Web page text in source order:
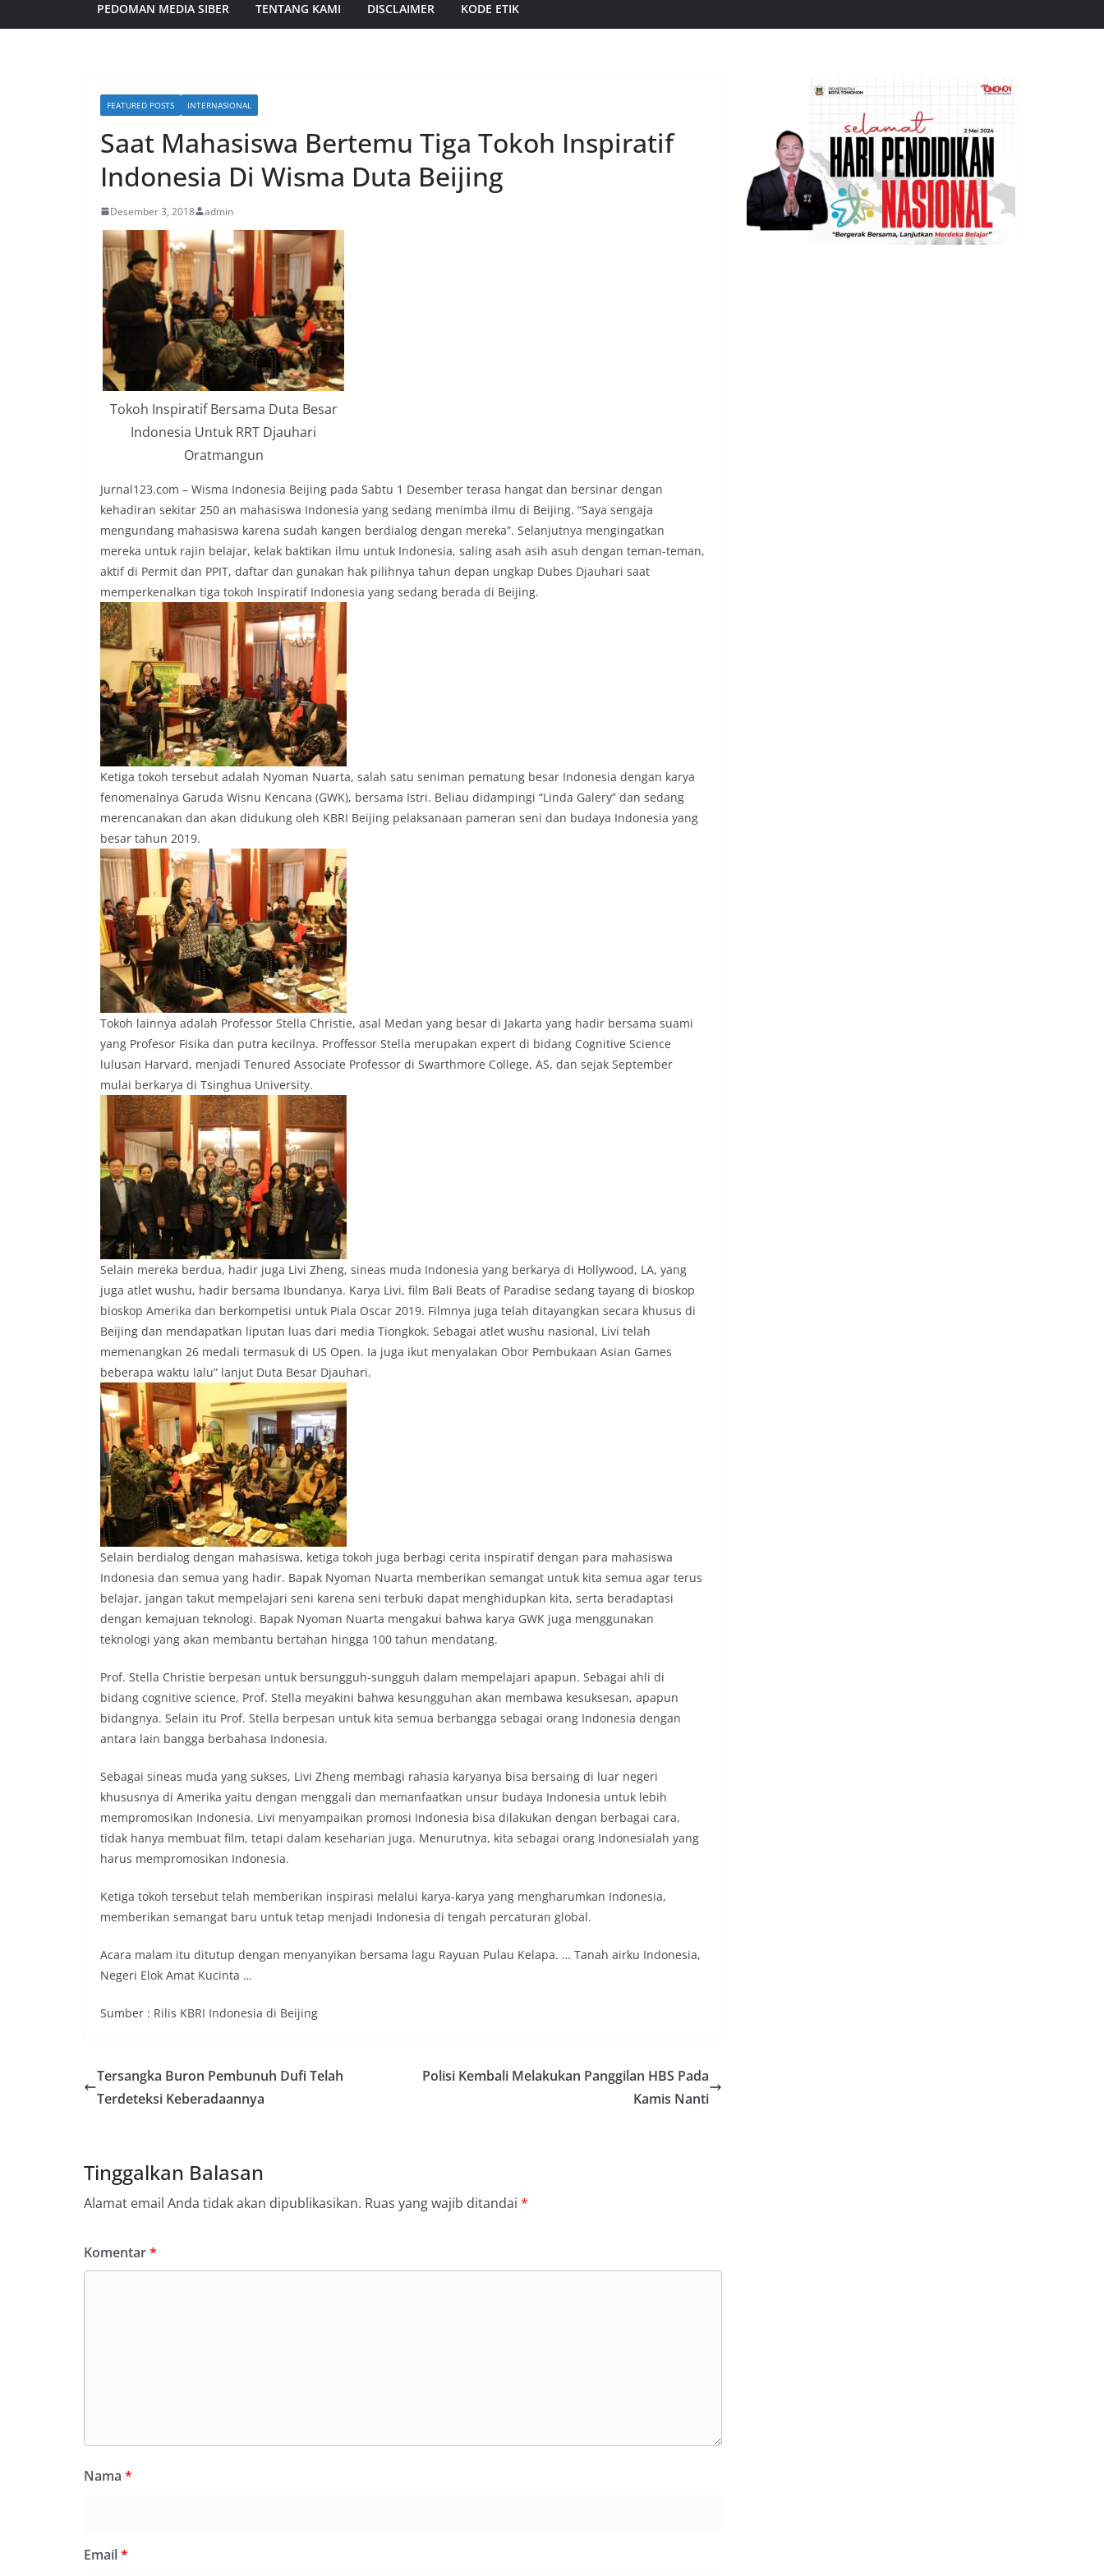
PEDOMAN MEDIA SIBER TENTANG KAMI DISCLAIMER KODE ETIK
FEATURED POSTS INTERNASIONAL
Saat Mahasiswa Bertemu Tiga Tokoh Inspiratif
Indonesia Di Wisma Duta Beijing
Desember 3, 2018 admin
Tokoh Inspiratif Bersama Duta Besar
Indonesia Untuk RRT Djauhari
Oratmangun
Jurnal123.com – Wisma Indonesia Beijing pada Sabtu 1 Desember terasa hangat dan bersinar dengan
kehadiran sekitar 250 an mahasiswa Indonesia yang sedang menimba ilmu di Beijing. “Saya sengaja
mengundang mahasiswa karena sudah kangen berdialog dengan mereka”. Selanjutnya mengingatkan
mereka untuk rajin belajar, kelak baktikan ilmu untuk Indonesia, saling asah asih asuh dengan teman-teman,
aktif di Permit dan PPIT, daftar dan gunakan hak pilihnya tahun depan ungkap Dubes Djauhari saat
memperkenalkan tiga tokoh Inspiratif Indonesia yang sedang berada di Beijing.
Ketiga tokoh tersebut adalah Nyoman Nuarta, salah satu seniman pematung besar Indonesia dengan karya
fenomenalnya Garuda Wisnu Kencana (GWK), bersama Istri. Beliau didampingi “Linda Galery” dan sedang
merencanakan dan akan didukung oleh KBRI Beijing pelaksanaan pameran seni dan budaya Indonesia yang
besar tahun 2019.
Tokoh lainnya adalah Professor Stella Christie, asal Medan yang besar di Jakarta yang hadir bersama suami
yang Profesor Fisika dan putra kecilnya. Proffessor Stella merupakan expert di bidang Cognitive Science
lulusan Harvard, menjadi Tenured Associate Professor di Swarthmore College, AS, dan sejak September
mulai berkarya di Tsinghua University.
Selain mereka berdua, hadir juga Livi Zheng, sineas muda Indonesia yang berkarya di Hollywood, LA, yang
juga atlet wushu, hadir bersama Ibundanya. Karya Livi, film Bali Beats of Paradise sedang tayang di bioskop
bioskop Amerika dan berkompetisi untuk Piala Oscar 2019. Filmnya juga telah ditayangkan secara khusus di
Beijing dan mendapatkan liputan luas dari media Tiongkok. Sebagai atlet wushu nasional, Livi telah
memenangkan 26 medali termasuk di US Open. Ia juga ikut menyalakan Obor Pembukaan Asian Games
beberapa waktu lalu” lanjut Duta Besar Djauhari.
Selain berdialog dengan mahasiswa, ketiga tokoh juga berbagi cerita inspiratif dengan para mahasiswa
Indonesia dan semua yang hadir. Bapak Nyoman Nuarta memberikan semangat untuk kita semua agar terus
belajar, jangan takut mempelajari seni karena seni terbuki dapat menghidupkan kita, serta beradaptasi
dengan kemajuan teknologi. Bapak Nyoman Nuarta mengakui bahwa karya GWK juga menggunakan
teknologi yang akan membantu bertahan hingga 100 tahun mendatang.
Prof. Stella Christie berpesan untuk bersungguh-sungguh dalam mempelajari apapun. Sebagai ahli di
bidang cognitive science, Prof. Stella meyakini bahwa kesungguhan akan membawa kesuksesan, apapun
bidangnya. Selain itu Prof. Stella berpesan untuk kita semua berbangga sebagai orang Indonesia dengan
antara lain bangga berbahasa Indonesia.
Sebagai sineas muda yang sukses, Livi Zheng membagi rahasia karyanya bisa bersaing di luar negeri
khususnya di Amerika yaitu dengan menggali dan memanfaatkan unsur budaya Indonesia untuk lebih
mempromosikan Indonesia. Livi menyampaikan promosi Indonesia bisa dilakukan dengan berbagai cara,
tidak hanya membuat film, tetapi dalam keseharian juga. Menurutnya, kita sebagai orang Indonesialah yang
harus mempromosikan Indonesia.
Ketiga tokoh tersebut telah memberikan inspirasi melalui karya-karya yang mengharumkan Indonesia,
memberikan semangat baru untuk tetap menjadi Indonesia di tengah percaturan global.
Acara malam itu ditutup dengan menyanyikan bersama lagu Rayuan Pulau Kelapa. … Tanah airku Indonesia,
Negeri Elok Amat Kucinta …
Sumber : Rilis KBRI Indonesia di Beijing
Tersangka Buron Pembunuh Dufi Telah
Terdeteksi Keberadaannya
Polisi Kembali Melakukan Panggilan HBS Pada
Kamis Nanti
Tinggalkan Balasan
Alamat email Anda tidak akan dipublikasikan. Ruas yang wajib ditandai *
Komentar*
Nama *
Email*